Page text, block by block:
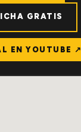
GRATIS
EN YOUTUBE ↗